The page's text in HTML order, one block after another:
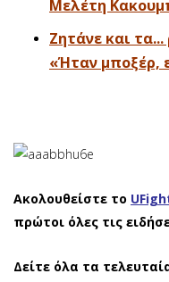
Μελέτη
Ζητάνε και
«Ήταν μποξέρ,
Ακολουθείστε το
πρώτοι όλες τις
Δείτε όλα τα